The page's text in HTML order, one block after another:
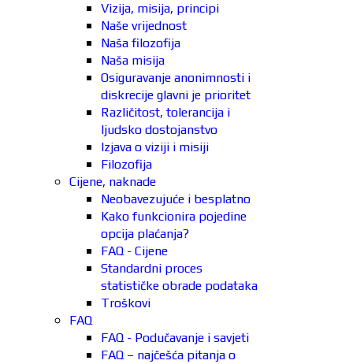
Vizija, misija, principi
Naše vrijednost
Naša filozofija
Naša misija
Osiguravanje anonimnosti i
diskrecije glavni je prioritet
Različitost, tolerancija i
ljudsko dostojanstvo
Izjava o viziji i misiji
Filozofija
Cijene, naknade
Neobavezujuće i besplatno
Kako funkcionira pojedine
opcija plaćanja?
FAQ - Cijene
Standardni proces
statističke obrade podataka
Troškovi
FAQ
FAQ - Podučavanje i savjeti
FAQ – najčešća pitanja o